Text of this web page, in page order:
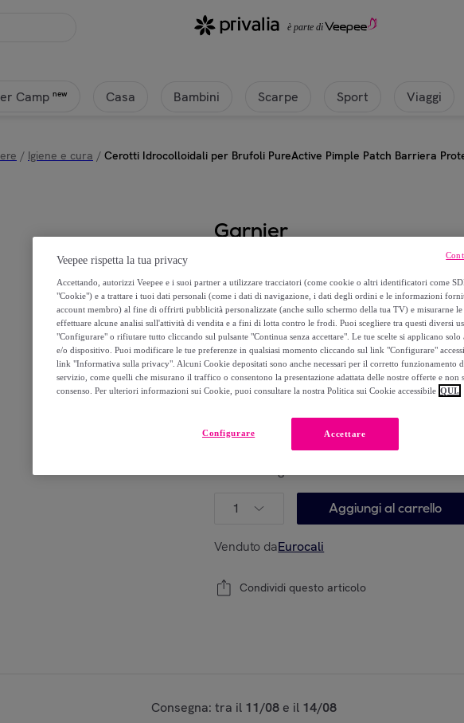
Camp new Casa Bambini Scarpe Sport Viaggi
/ Igiene e cura / Cerotti Idrocolloidali per Brufoli PureActive Pimple Patch Barriera
Garnier
Cerotti Idrocolloidali per Brufoli
Protettiva Invisibile Formula
7,99 €
10,99 €
- 27%
Cerotti Idrocolloidali per Brufoli
1 Aggiungi al carrello
Venduto daEurocali
Condividi questo articolo
Consegna: tra il 11/08 e il 14/08
Veepee rispetta la tua privacy
Accettando, autorizzi Veepee e i suoi partner a utilizzare tracciatori (come cookie o altri identificatori come
"Cookie") e a trattare i tuoi dati personali (come i dati di navigazione, i dati degli ordini e le informazioni
account membro) al fine di offrirti pubblicità personalizzate (anche sullo schermo della tua TV) e misurarne le
effettuare alcune analisi sull'attività di vendita e a fini di lotta contro le frodi. Puoi scegliere tra questi diversi
"Configurare" o rifiutare tutto cliccando sul pulsante "Continua senza accettare". Le tue scelte si applicano solo
e/o dispositivo. Puoi modificare le tue preferenze in qualsiasi momento cliccando sul link "Configurare"
link "Informativa sulla privacy". Alcuni Cookie depositati sono anche necessari per il corretto funzionamento
servizio, come quelli che misurano il traffico o consentono la presentazione adattata delle nostre offerte e non
consenso. Per ulteriori informazioni sui Cookie, puoi consultare la nostra Politica sui Cookie accessibile QUI.
Accettare
Configurare